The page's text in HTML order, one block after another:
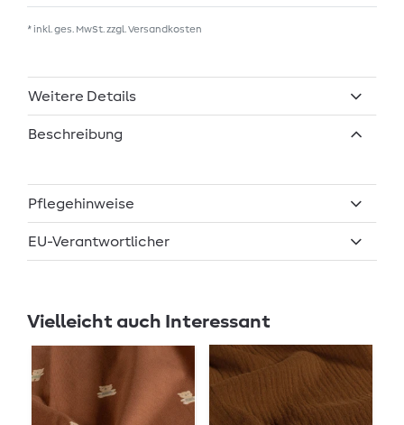
* inkl. ges. MwSt. zzgl.Versandkosten
Weitere Details
Beschreibung
Pflegehinweise
EU-Verantwortlicher
Vielleicht auch Interessant